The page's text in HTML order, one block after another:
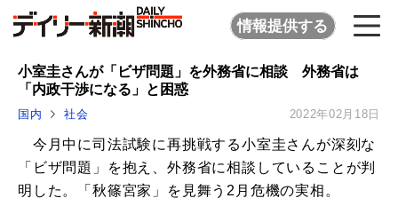
情報提供する
小室圭さんが「ビザ問題」を外務省に相談 外務省は
「内政干渉になる」と困惑
国内 社会 2022年02月18日
今月中に司法試験に再挑戦する小室圭さんが深刻な
「ビザ問題」を抱え、外務省に相談していることが判
明した。「秋篠宮家」を見舞う2月危機の実相。